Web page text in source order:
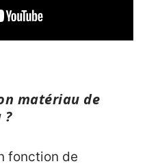
matériau de
?
fonction de